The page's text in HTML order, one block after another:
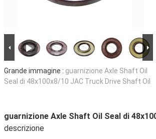
Grande immagine : guarnizione Axle Shaft Oil
Seal di 48x100x8/10 JAC Truck Drive Shaft Oil
guarnizione Axle Shaft Oil Seal di
descrizione